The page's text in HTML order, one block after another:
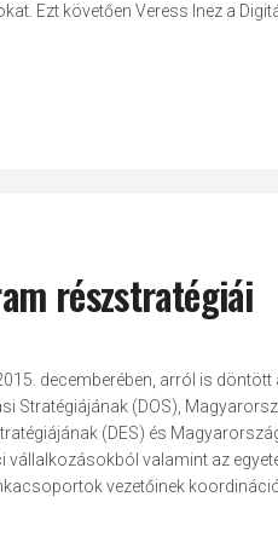
Ezt követően Veress Inez a
részstratégiái
decemberében, arról is
Stratégiájának (DOS),
(DES) és
vállalkozásokból valamint az
vezetőinek